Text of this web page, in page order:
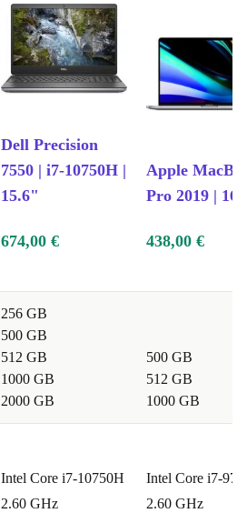
Dell Precision
7550 | i7-10750H |
15.6"
Apple
Pro 2019 | 16"
674,00 € 438,00 €
256 GB
500 GB
512 GB
1000 GB
2000 GB
500 GB
512 GB
1000 GB
Intel Core i7-10750H
2.60 GHz
Intel Core i7-
2.60 GHz